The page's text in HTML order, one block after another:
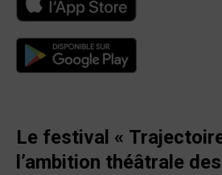
Le festival «
l’ambition théâtrale